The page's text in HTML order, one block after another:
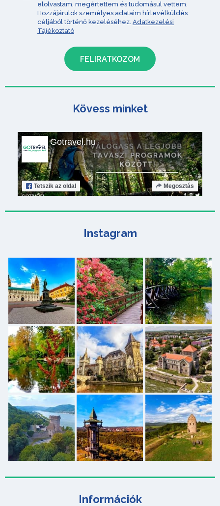
Információk
elolvastam, megértettem és tudomásul vettem.
Hozzájárulok személyes adataim hírlevélküldés
céljából történő kezeléséhez. Adatkezelési
Tájékoztató
Kövess minket
Gotravel.hu
Tetszik az oldal Megosztás
Instagram